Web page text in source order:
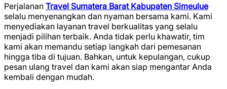
Perjalanan Travel Sumatera Barat Kabupaten Simeulue
selalu menyenangkan dan nyaman bersama kami. Kami
menyediakan layanan travel berkualitas yang selalu
menjadi pilihan terbaik. Anda tidak perlu khawatir, tim
kami akan memandu setiap langkah dari pemesanan
hingga tiba di tujuan. Bahkan, untuk kepulangan, cukup
pesan ulang travel dan kami akan siap mengantar Anda
kembali dengan mudah.